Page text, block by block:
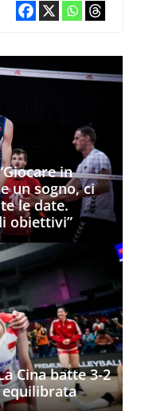
in
un sogno, ci
le date.
obiettivi”
Cina batte 3-2